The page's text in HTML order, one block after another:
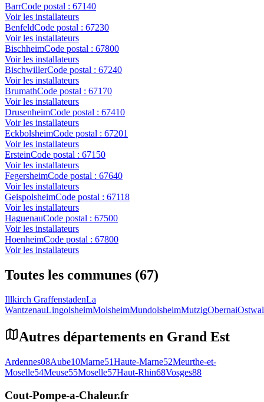
BarrCode postal : 67140
Voir les installateurs
BenfeldCode postal : 67230
Voir les installateurs
BischheimCode postal : 67800
Voir les installateurs
BischwillerCode postal : 67240
Voir les installateurs
BrumathCode postal : 67170
Voir les installateurs
DrusenheimCode postal : 67410
Voir les installateurs
EckbolsheimCode postal : 67201
Voir les installateurs
ErsteinCode postal : 67150
Voir les installateurs
FegersheimCode postal : 67640
Voir les installateurs
GeispolsheimCode postal : 67118
Voir les installateurs
HaguenauCode postal : 67500
Voir les installateurs
HoenheimCode postal : 67800
Voir les installateurs
Toutes les communes (67)
Illkirch GraffenstadenLa
WantzenauLingolsheimMolsheimMundolsheimMutzigObernai
Autres départements en Grand Est
Ardennes08Aube10Marne51Haute-Marne52Meurthe-et-
Moselle54Meuse55Moselle57Haut-Rhin68Vosges88
Cout-Pompe-a-Chaleur.fr